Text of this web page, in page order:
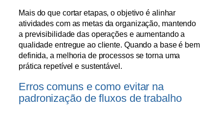
Mais do que cortar etapas, o objetivo é alinhar
atividades com as metas da organização, mantendo
a previsibilidade das operações e aumentando a
qualidade entregue ao cliente. Quando a base é bem
definida, a melhoria de processos se torna uma
prática repetível e sustentável.
Erros comuns e como evitar na
padronização de fluxos de trabalho